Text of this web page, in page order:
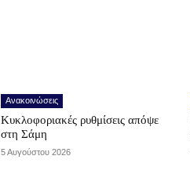
Ανακοινώσεις
Κυκλοφοριακές ρυθμίσεις απόψε
στη Σάμη
5 Αυγούστου 2026